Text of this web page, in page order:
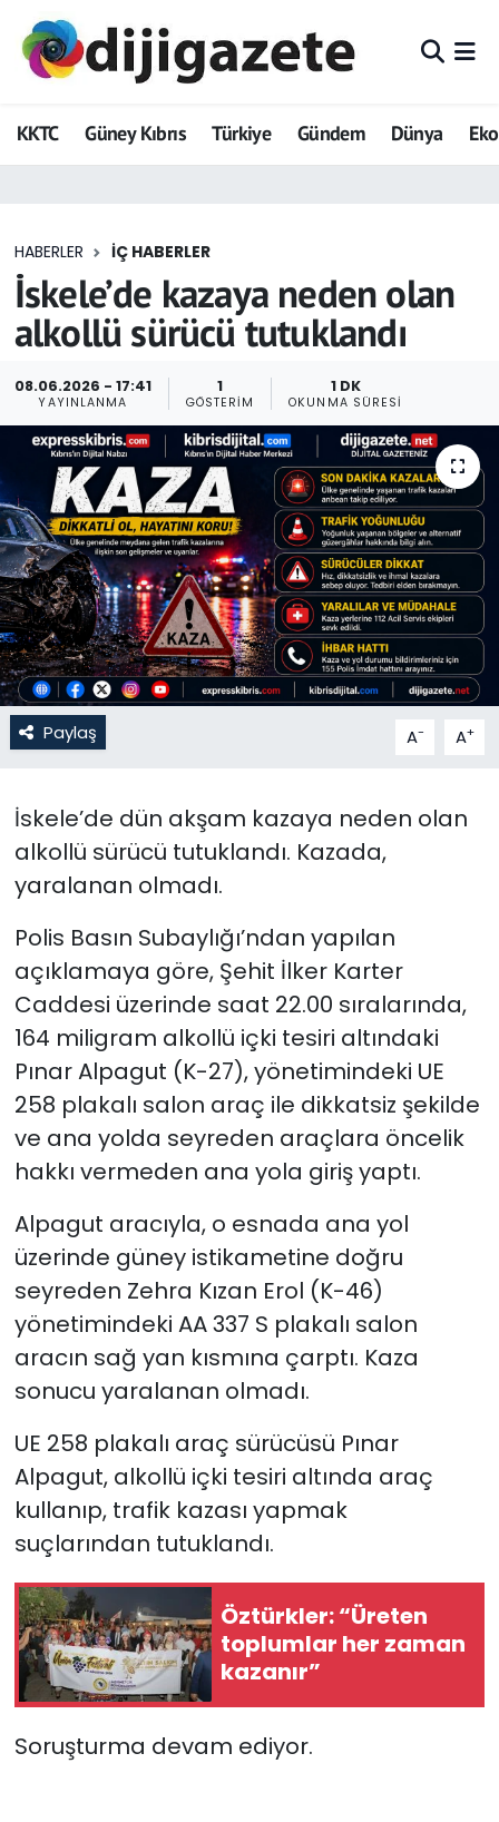
KKTC Güney Kıbrıs Türkiye Gündem Dünya
HABERLER İÇ HABERLER
İskele’de kazaya neden olan
alkollü sürücü tutuklandı
08.06.2026 - 17:41
YAYINLANMA
1
GÖSTERIM
1 DK
OKUNMA SÜRESI
Paylaş A- A+
İskele’de dün akşam kazaya neden olan
alkollü sürücü tutuklandı. Kazada,
yaralanan olmadı.
Polis Basın Subaylığı’ndan yapılan
açıklamaya göre, Şehit İlker Karter
Caddesi üzerinde saat 22.00 sıralarında,
164 miligram alkollü içki tesiri altındaki
Pınar Alpagut (K-27), yönetimindeki UE
258 plakalı salon araç ile dikkatsiz şekilde
ve ana yolda seyreden araçlara öncelik
hakkı vermeden ana yola giriş yaptı.
Alpagut aracıyla, o esnada ana yol
üzerinde güney istikametine doğru
seyreden Zehra Kızan Erol (K-46)
yönetimindeki AA 337 S plakalı salon
aracın sağ yan kısmına çarptı. Kaza
sonucu yaralanan olmadı.
UE 258 plakalı araç sürücüsü Pınar
Alpagut, alkollü içki tesiri altında araç
kullanıp, trafik kazası yapmak
suçlarından tutuklandı.
Öztürkler: “Üreten
toplumlar her zaman
kazanır”
Soruşturma devam ediyor.
ADVERTORIAL
Dijigazete
Eğitim
Ekonomi
GEZİ
Güncel
Gündem
KKTC
KKTC YEREL SEÇİM 2018
Kültür Sanat
Moda
Nöbetçi Eczaneler
Otomobil Dünyası
Politika
SAĞLIK
Spor
Teknoloji
TÜRKiYE
Video Galeri
YAŞAM
Yazarlar
Hava Durumu
Trafik Durumu
Tüm Manşetler
Son Dakika Haberleri